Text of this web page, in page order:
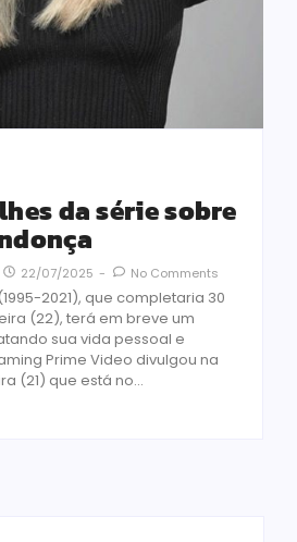
da série sobre
22/07/2025 - No Comments
2021), que completaria 30
(22), terá em breve um
sua vida pessoal e
Prime Video divulgou na
(21) que está no...